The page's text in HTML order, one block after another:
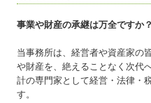
事業や財産の承継は万全ですか？
当事務所は、経営者や資産家の
や財産を、絶えることなく次代
計の専門家として経営・法律・
す。